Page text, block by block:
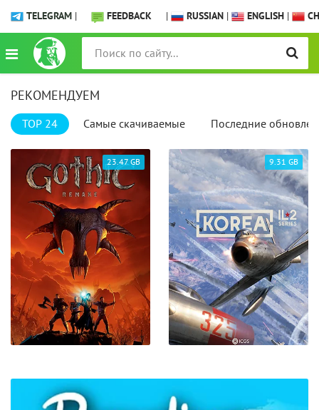
TELEGRAM | FEEDBACK | RUSSIAN | ENGLISH |
РЕКОМЕНДУЕМ
TOP 24 Самые скачиваемые Последние
23.47 GB 9.31 GB